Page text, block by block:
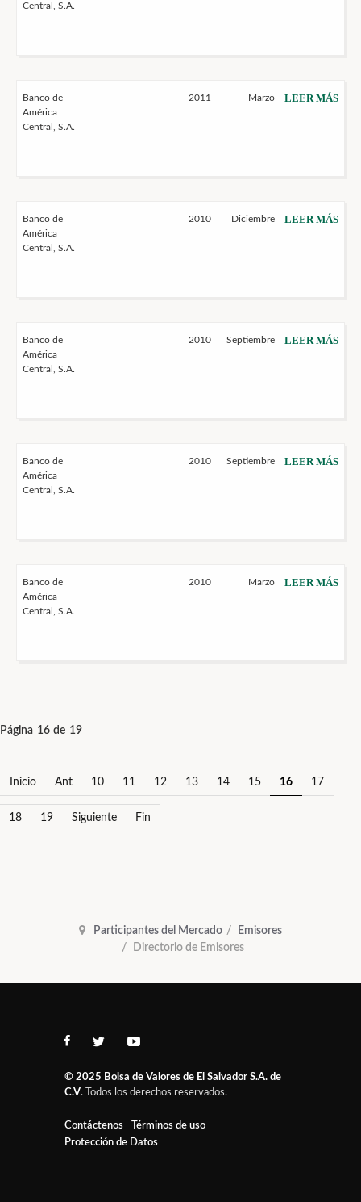
Central, S.A.
Banco de
América
Central, S.A.
2011 Marzo LEER MÁS
Banco de
América
Central, S.A.
2010 Diciembre LEER MÁS
Banco de
América
Central, S.A.
2010 Septiembre LEER MÁS
Banco de
América
Central, S.A.
2010 Septiembre LEER MÁS
Banco de
América
Central, S.A.
2010 Marzo LEER MÁS
Página 16 de 19
Inicio Ant 10 11 12 13 14 15 16 17
18 19 Siguiente Fin
Participantes del Mercado
Emisores
Directorio de Emisores
© 2025 Bolsa de Valores de El Salvador S.A. de
C.V. Todos los derechos reservados.
Contáctenos
Términos de uso
Protección de Datos